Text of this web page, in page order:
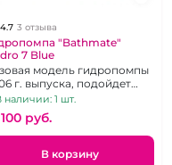
4.7 3 отзыва
"Bathmate"
7 Blue
модель гидропомпы
г. выпуска, подойдет
с размером члена
до 18 см
наличии: 1 шт.
pуб.
В корзину